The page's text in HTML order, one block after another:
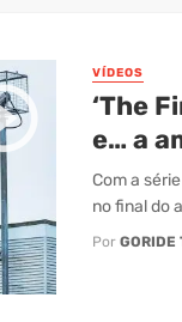
VÍDEOS
‘The
e… a
Com a
no final do
Por GORIDE